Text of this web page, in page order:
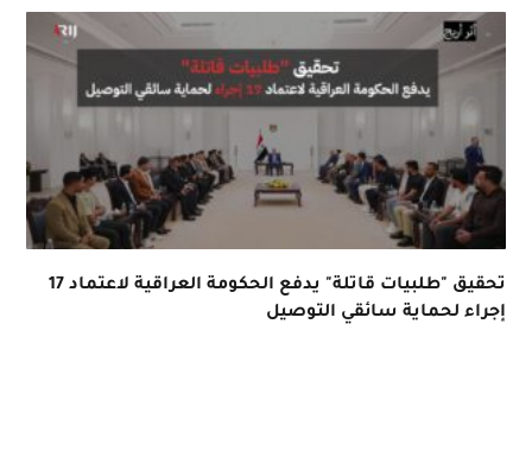
تحقيق "طلبيات قاتلة" يدفع الحكومة العراقية لاعتماد 17
إجراء لحماية سائقي التوصيل